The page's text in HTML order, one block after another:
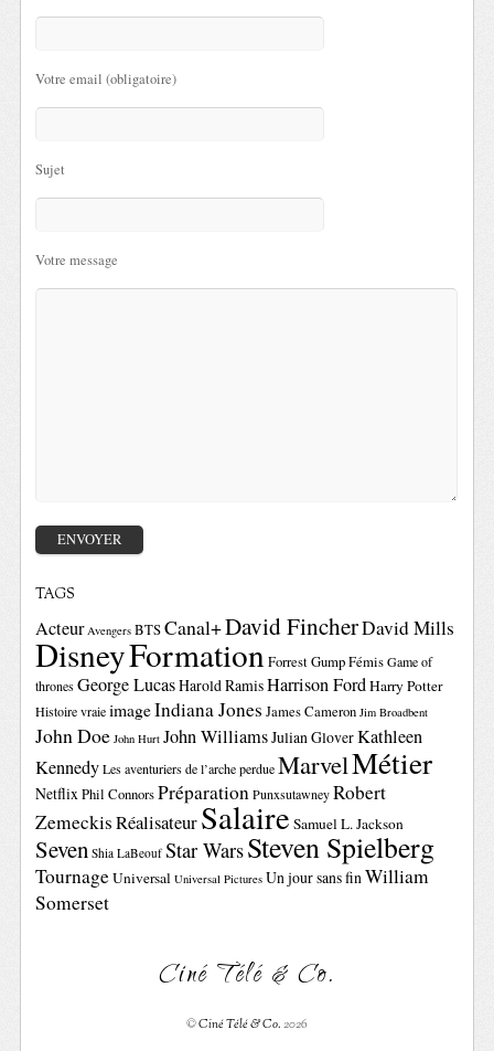
Votre email (obligatoire)
Sujet
Votre message
TAGS
Acteur Avengers BTSCanal+David FincherDavid Mills
DisneyFormationForrest GumpFémis Game of
thrones George LucasHarold RamisHarrison FordHarry Potter
Histoire vraie imageIndiana Jones James Cameron Jim Broadbent
John Doe John Hurt John WilliamsJulian GloverKathleen
Kennedy Les aventuriers de l’arche perdue MarvelMétier
NetflixPhil ConnorsPréparation Punxsutawney Robert
ZemeckisRéalisateurSalaire Samuel L. Jackson
Seven Shia LaBeouf Star WarsSteven Spielberg
TournageUniversal Universal Pictures Un jour sans finWilliam
Somerset
Ciné Télé & Co.
©Ciné Télé & Co.2026